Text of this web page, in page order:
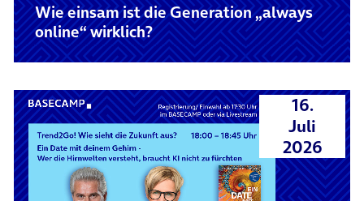
Wie einsam ist die Generation „always
online“ wirklich?
16.
Juli
2026